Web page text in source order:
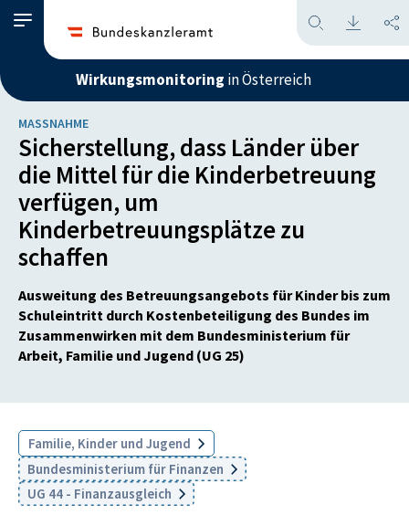
Wirkungsmonitoring in Österreich
MASSNAHME
Sicherstellung, dass Länder über
die Mittel für die Kinderbetreuung
verfügen, um
Kinderbetreuungsplätze zu
schaffen
Ausweitung des Betreuungsangebots für Kinder bis zum
Schuleintritt durch Kostenbeteiligung des Bundes im
Zusammenwirken mit dem Bundesministerium für
Arbeit, Familie und Jugend (UG 25)
Familie, Kinder und Jugend
Bundesministerium für Finanzen
UG 44 - Finanzausgleich